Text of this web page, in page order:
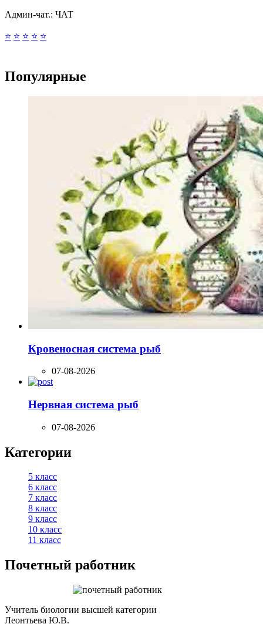
Админ-чат.: ЧАТ
⭐ ⭐ ⭐ ⭐ ⭐
Популярные
Кровеносная система рыб
07-08-2026
Нервная система рыб
07-08-2026
Категории
5 класс
6 класс
7 класс
8 класс
9 класс
10 класс
11 класс
Почетный работник
Учитель биологии высшей категории
Леонтьева Ю.В.